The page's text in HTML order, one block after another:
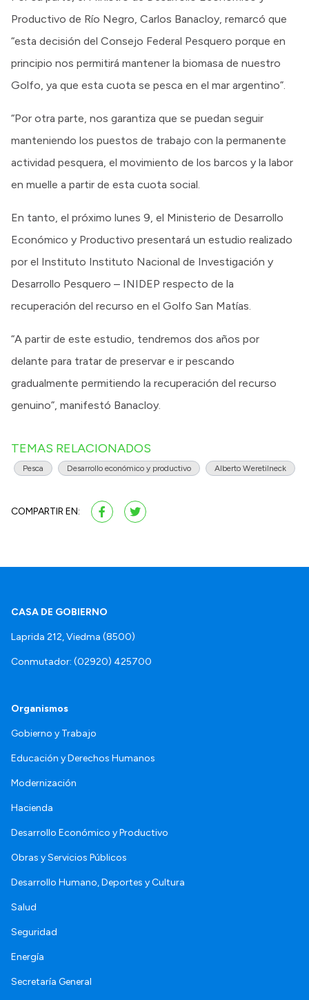
Productivo de Río Negro, Carlos Banacloy, remarcó que
“esta decisión del Consejo Federal Pesquero porque en
principio nos permitirá mantener la biomasa de nuestro
Golfo, ya que esta cuota se pesca en el mar argentino”.
“Por otra parte, nos garantiza que se puedan seguir
manteniendo los puestos de trabajo con la permanente
actividad pesquera, el movimiento de los barcos y la labor
en muelle a partir de esta cuota social.
En tanto, el próximo lunes 9, el Ministerio de Desarrollo
Económico y Productivo presentará un estudio realizado
por el Instituto Instituto Nacional de Investigación y
Desarrollo Pesquero – INIDEP respecto de la
recuperación del recurso en el Golfo San Matías.
“A partir de este estudio, tendremos dos años por
delante para tratar de preservar e ir pescando
gradualmente permitiendo la recuperación del recurso
genuino”, manifestó Banacloy.
TEMAS RELACIONADOS
Pesca Desarrollo económico y productivo Alberto Weretilneck
COMPARTIR EN:
CASA DE GOBIERNO
Laprida 212, Viedma (8500)
Conmutador: (02920) 425700
Organismos
Gobierno y Trabajo
Educación y Derechos Humanos
Modernización
Hacienda
Desarrollo Económico y Productivo
Obras y Servicios Públicos
Desarrollo Humano, Deportes y Cultura
Salud
Seguridad
Energía
Secretaría General